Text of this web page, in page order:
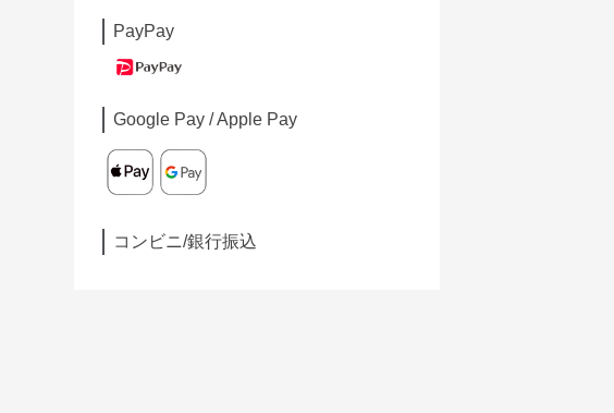
PayPay
Google Pay / Apple Pay
コンビニ/銀行振込